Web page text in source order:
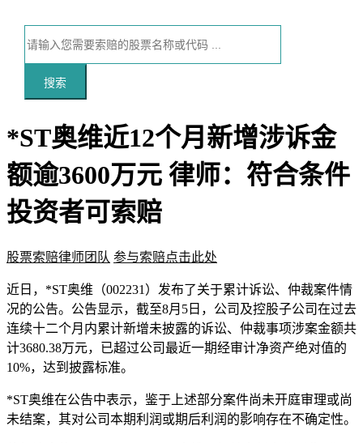
搜索
*ST奥维近12个月新增涉诉金
额逾3600万元 律师：符合条件
投资者可索赔
股票索赔律师团队 参与索赔点击此处
近日，*ST奥维（002231）发布了关于累计诉讼、仲裁案件情
况的公告。公告显示，截至8月5日，公司及控股子公司在过去
连续十二个月内累计新增未披露的诉讼、仲裁事项涉案金额共
计3680.38万元，已超过公司最近一期经审计净资产绝对值的
10%，达到披露标准。
*ST奥维在公告中表示，鉴于上述部分案件尚未开庭审理或尚
未结案，其对公司本期利润或期后利润的影响存在不确定性。